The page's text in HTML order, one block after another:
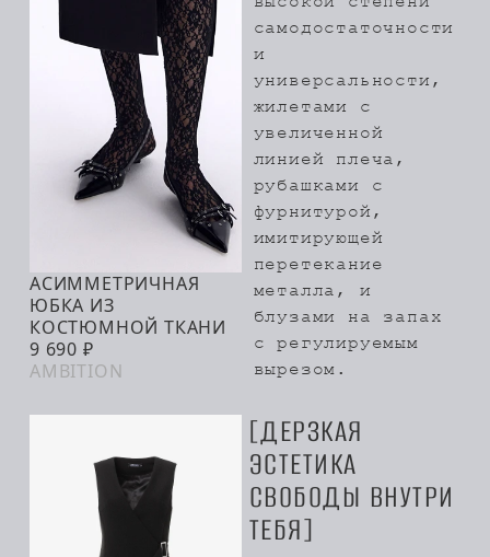
ДЕРЗКАЯ
ЭСТЕТИКА
СВОБОДЫ ВНУТРИ
ТЕБЯ
самодостаточности
и
универсальности,
жилетами с
увеличенной
линией плеча,
рубашками с
фурнитурой,
имитирующей
перетекание
металла, и
блузами на запах
с регулируемым
вырезом.
В КОРЗИНУ
АСИММЕТРИЧНАЯ
ЮБКА ИЗ
КОСТЮМНОЙ ТКАНИ
9 690 ₽
AMBITION